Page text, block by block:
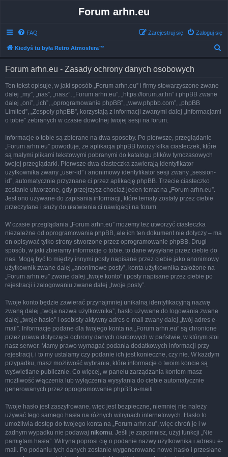
Forum arhn.eu
FAQ Zaloguj się
Zarejestruj się
Kiedyś tu była Retro Atmosfera™
Forum arhn.eu - Zasady ochrony danych osobowych
Ten tekst opisuje, w jaki sposób „Forum arhn.eu” i firmy stowarzyszone zwane
dalej „my”, „nas”, „nasz”, „Forum arhn.eu”, „https://forum.ar.hn” i phpBB zwane
dalej „oni”, „ich”, „oprogramowanie phpBB”, „www.phpbb.com”, „phpBB
Limited”, „Zespoły phpBB”, korzystają z informacji zwanymi dalej „informacjami
o tobie” zebranych w czasie dowolnej twojej sesji na forum.
Informacje o tobie są zbierane na dwa sposoby. Po pierwsze, przeglądanie
„Forum arhn.eu” powoduje, że aplikacja phpBB tworzy kilka ciasteczek, które
są małymi plikami tekstowymi pobranymi do katalogu plików tymczasowych
twojej przeglądarki. Pierwsze dwa ciasteczka zawierają identyfikator
użytkownika zwany „user-id” i anonimowy identyfikator sesji zwany „session-
id”, automatycznie przyznane ci przez aplikację phpBB. Trzecie ciasteczko
zostanie utworzone, gdy przejrzysz chociaż jeden temat na „Forum arhn.eu”.
Jest ono używane do zapisania informacji, które tematy zostały przez ciebie
przeczytane i służy do ułatwienia ci nawigacji na forum.
W czasie przeglądania „Forum arhn.eu” możemy też utworzyć ciasteczka
niezależne od oprogramowania phpBB, ale ich ten dokument nie dotyczy – ma
on opisywać tylko strony stworzone przez oprogramowanie phpBB. Drugi
sposób, w jaki zbieramy informacje o tobie, to dane wysyłane przez ciebie do
nas. Mogą być to między innymi posty napisane przez ciebie jako anonimowy
użytkownik zwane dalej „anonimowe posty”, konta użytkownika założone na
„Forum arhn.eu” zwane dalej „twoje konto” i posty napisane przez ciebie po
rejestracji i zalogowaniu zwane dalej „twoje posty”.
Twoje konto będzie zawierać przynajmniej unikalną identyfikacyjną nazwę
zwaną dalej „twoja nazwa użytkownika”, hasło używane do logowania zwane
dalej „twoje hasło” i osobisty aktywny adres e-mail zwany dalej „twój adres e-
mail”. Informacje podane dla twojego konta na „Forum arhn.eu” są chronione
przez prawa dotyczące ochrony danych osobowych w państwie, w którym stoi
nasz serwer. Mamy prawo wymagać podania dodatkowych informacji przy
rejestracji, i to my ustalamy czy podanie ich jest konieczne, czy nie. W każdym
przypadku, masz możliwość wybrania, które informacje o twoim koncie są
wyświetlane publicznie. Co więcej, w panelu zarządzania kontem masz
możliwość włączenia lub wyłączenia wysyłania do ciebie automatycznie
generowanych przez oprogramowanie phpBB e-maili.
Twoje hasło jest zaszyfrowane, więc jest bezpieczne, niemniej nie należy
używać tego samego hasła na różnych witrynach internetowych. Hasło to
umożliwia dostęp do twojego konta na „Forum arhn.eu”, więc chroń je i w
żadnym wypadku nie podawaj nikomu. Jeśli je zapomnisz, użyj funkcji „Nie
pamiętam hasła”. Witryna poprosi cię o podanie nazwy użytkownika i adresu e-
mail. Po podaniu tych danych zostanie wygenerowane nowe hasło i przesłane